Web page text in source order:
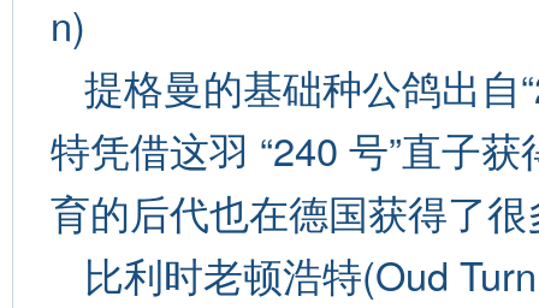
n)
提格曼的基础种公鸽出自
特凭借这羽 “240 号”直子
育的后代也在德国获得了
比利时老顿浩特(Oud